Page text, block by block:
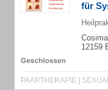
für
12159